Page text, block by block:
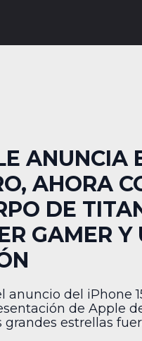
ANUNCIA
AHORA
DE
GAMER Y
anuncio del iPhone
de Apple
grandes estrellas